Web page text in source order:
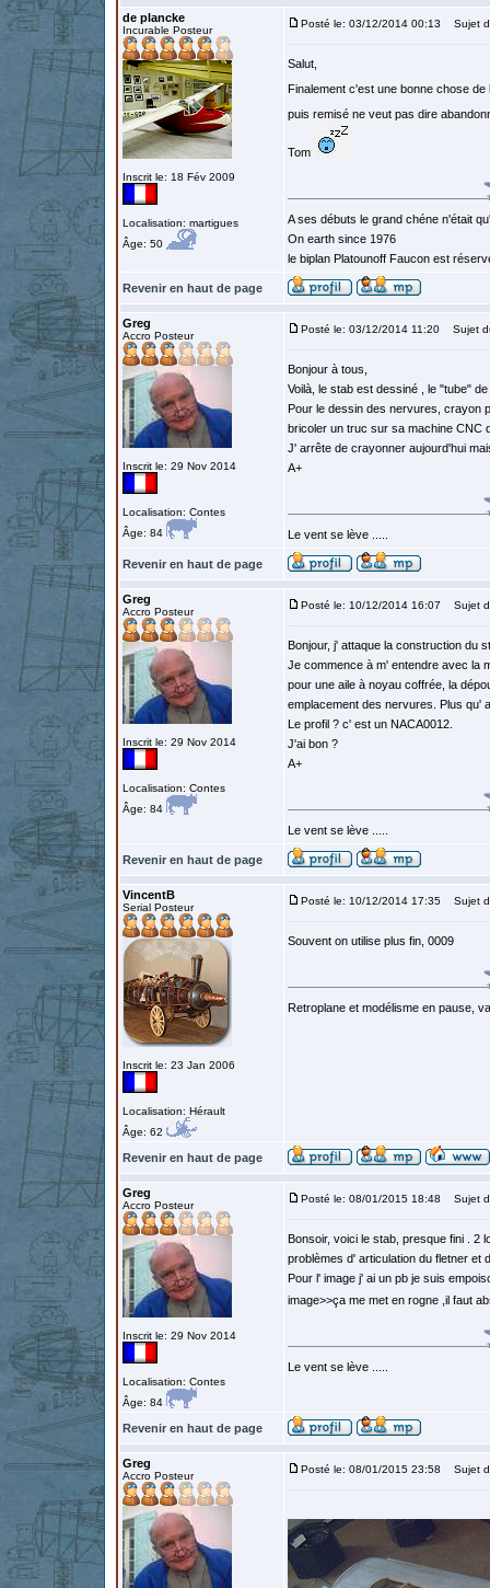
de plancke
Incurable Posteur
Inscrit le: 18 Fév 2009
Localisation: martigues
Âge: 50
Posté le: 03/12/2014 00:13 Sujet
Salut,
Finalement c'est une bonne chose
puis remisé ne veut pas dire
Tom
A ses débuts le grand chéne n'était
On earth since 1976
le biplan Platounoff Faucon est
Revenir en haut de page
Greg
Accro Posteur
Inscrit le: 29 Nov 2014
Localisation: Contes
Âge: 84
Posté le: 03/12/2014 11:20 Sujet
Bonjour à tous,
Voilà, le stab est dessiné , le "tube"
Pour le dessin des nervures, crayon
bricoler un truc sur sa machine CNC
J' arrête de crayonner aujourd'hui
A+
Le vent se lève .....
Revenir en haut de page
Greg
Accro Posteur
Inscrit le: 29 Nov 2014
Localisation: Contes
Âge: 84
Posté le: 10/12/2014 16:07 Sujet
Bonjour, j' attaque la construction du
Je commence à m' entendre avec la
pour une aile à noyau coffrée, la
emplacement des nervures. Plus qu'
Le profil ? c' est un NACA0012.
J'ai bon ?
A+
Le vent se lève .....
Revenir en haut de page
VincentB
Serial Posteur
Inscrit le: 23 Jan 2006
Localisation: Hérault
Âge: 62
Posté le: 10/12/2014 17:35 Sujet
Souvent on utilise plus fin, 0009
Retroplane et modélisme en pause,
Revenir en haut de page
Greg
Accro Posteur
Inscrit le: 29 Nov 2014
Localisation: Contes
Âge: 84
Posté le: 08/01/2015 18:48 Sujet
Bonsoir, voici le stab, presque fini . 2
problèmes d' articulation du fletner et
Pour l' image j' ai un pb je suis
image>>ça me met en rogne ,il faut
Le vent se lève .....
Revenir en haut de page
Greg
Accro Posteur
Posté le: 08/01/2015 23:58 Sujet